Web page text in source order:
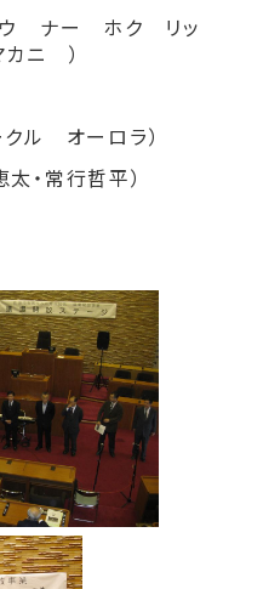
ウ ナー ホク リッ
ニ ）
クル オーロラ）
・常行哲平）